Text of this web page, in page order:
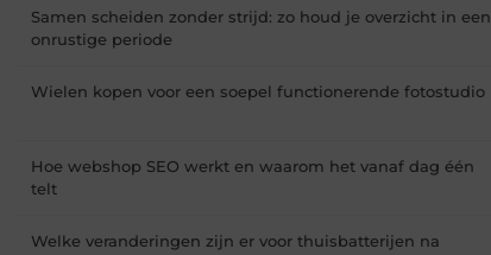
Samen scheiden zonder strijd: zo houd je overzicht in een
onrustige periode
Wielen kopen voor een soepel functionerende fotostudio
Hoe webshop SEO werkt en waarom het vanaf dag één
telt
Welke veranderingen zijn er voor thuisbatterijen na